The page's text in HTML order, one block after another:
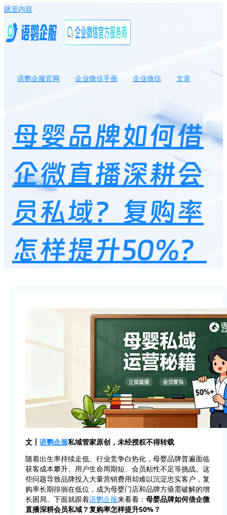
跳至内容
语鹦企服官网 企业微信手册 企业微信
文章
母婴品牌如何借
企微直播深耕会
员私域？复购率
怎样提升50%？
文丨 语鹦企服私域管家原创，未经授权不得转载
随着出生率持续走低、行业竞争白热化，母婴品牌普遍面临
获客成本攀升、用户生命周期短、会员粘性不足等挑战。这
些问题导致品牌投入大量营销费用却难以沉淀忠实客户，复
购率长期徘徊在低位，成为母婴门店和品牌方亟需破解的增
长困局。下面就跟着语鹦企服来看看： 母婴品牌如何借企微
直播深耕会员私域？复购率怎样提升50%？